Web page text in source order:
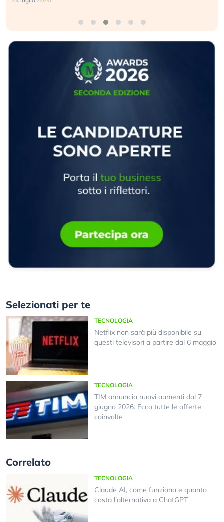
Selezionati per te
TECNOLOGIA
Netflix non sarà più disponibile su
questi televisori a partire dal 6 maggio
TECNOLOGIA
TIM annuncia nuovi aumenti dal 7
giugno 2026. Ecco tutte le offerte
coinvolte
Correlato
TECNOLOGIA
Claude AI, come funziona e quanto
costa l’alternativa a ChatGPT